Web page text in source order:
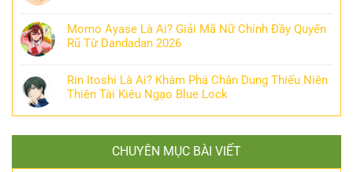
Momo Ayase Là Ai? Giải Mã Nữ Chính Đầy Quyến
Rũ Từ Dandadan 2026
Rin Itoshi Là Ai? Khám Phá Chân Dung Thiếu Niên
Thiên Tài Kiêu Ngạo Blue Lock
CHUYÊN MỤC BÀI VIẾT